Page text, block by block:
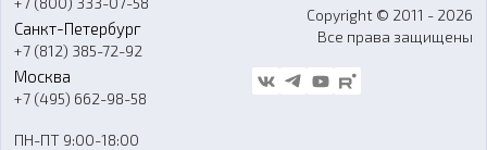
Контакты
Гос. закупки
Стать дилером
Блог
Санкт-Петербург
+7 (812) 385-72-92
Москва
+7 (495) 662-98-58
ПН-ПТ 9:00-18:00
Copyright © 2011 - 2026
Все права защищены